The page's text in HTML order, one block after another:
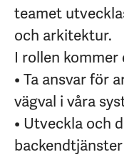
teamet
och arkitektur.
I rollen
• Ta ansvar för
vägval i våra
• Utveckla och
backendtjänster